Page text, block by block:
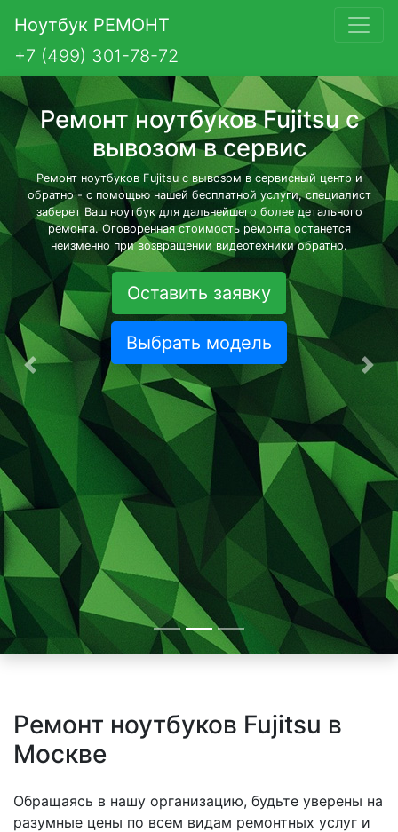
Ноутбук РЕМОНТ
+7 (499) 301-78-72
Ремонт ноутбуков Fujitsu с
вывозом в сервис
Ремонт ноутбуков Fujitsu с вывозом в сервисный центр и
обратно - с помощью нашей бесплатной услуги, специалист
заберет Ваш ноутбук для дальнейшего более детального
ремонта. Оговоренная стоимость ремонта останется
неизменно при возвращении видеотехники обратно.
Оставить заявку
Выбрать модель
Предыдущая
Ремонт ноутбуков Fujitsu в
Москве
Обращаясь в нашу организацию, будьте уверены на
разумные цены по всем видам ремонтных услуг и